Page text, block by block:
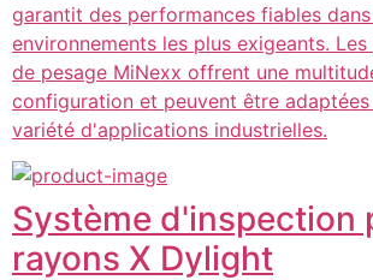
garantit des performances fiables
environnements les plus exigeants.
de pesage MiNexx offrent une
configuration et peuvent être
variété d'applications industrielles.
Système d'inspection
rayons X Dylight